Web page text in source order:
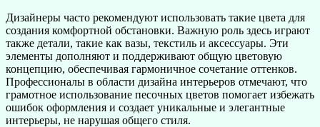
Дизайнеры часто рекомендуют использовать такие цвета для
создания комфортной обстановки. Важную роль здесь играют
также детали, такие как вазы, текстиль и аксессуары. Эти
элементы дополняют и поддерживают общую цветовую
концепцию, обеспечивая гармоничное сочетание оттенков.
Профессионалы в области дизайна интерьеров отмечают, что
грамотное использование песочных цветов помогает избежать
ошибок оформления и создает уникальные и элегантные
интерьеры, не нарушая общего стиля.